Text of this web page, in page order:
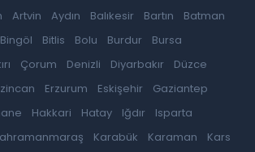
Artvin Aydın Balıkesir Bartın
Batman
Bingöl Bitlis Bolu Burdur
Bursa
Çorum Denizli Diyarbakır
Düzce
Erzurum Eskişehir
Gaziantep
Hakkari Hatay Iğdır
Isparta
Karabük Karaman
Kars